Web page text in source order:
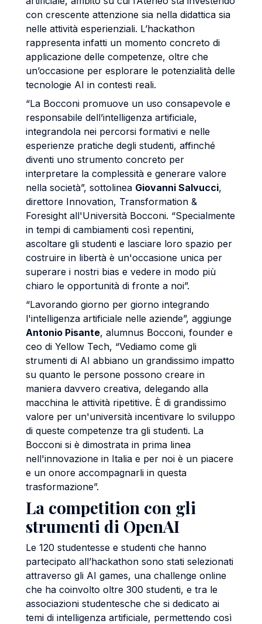
con crescente attenzione sia nella didattica sia
nelle attività esperienziali. L’hackathon
rappresenta infatti un momento concreto di
applicazione delle competenze, oltre che
un’occasione per esplorare le potenzialità delle
tecnologie AI in contesti reali.
“La Bocconi promuove un uso consapevole e
responsabile dell’intelligenza artificiale,
integrandola nei percorsi formativi e nelle
esperienze pratiche degli studenti, affinché
diventi uno strumento concreto per
interpretare la complessità e generare valore
nella società”, sottolinea Giovanni Salvucci,
direttore Innovation, Transformation &
Foresight all'Università Bocconi. “Specialmente
in tempi di cambiamenti così repentini,
ascoltare gli studenti e lasciare loro spazio per
costruire in libertà è un'occasione unica per
superare i nostri bias e vedere in modo più
chiaro le opportunità di fronte a noi”.
“Lavorando giorno per giorno integrando
l'intelligenza artificiale nelle aziende”, aggiunge
Antonio Pisante, alumnus Bocconi, founder e
ceo di Yellow Tech, “Vediamo come gli
strumenti di AI abbiano un grandissimo impatto
su quanto le persone possono creare in
maniera davvero creativa, delegando alla
macchina le attività ripetitive. È di grandissimo
valore per un'università incentivare lo sviluppo
di queste competenze tra gli studenti. La
Bocconi si è dimostrata in prima linea
nell'innovazione in Italia e per noi è un piacere
e un onore accompagnarli in questa
trasformazione”.
La competition con gli
strumenti di OpenAI
Le 120 studentesse e studenti che hanno
partecipato all’hackathon sono stati selezionati
attraverso gli AI games, una challenge online
che ha coinvolto oltre 300 studenti, e tra le
associazioni studentesche che si dedicato ai
temi di intelligenza artificiale, permettendo così